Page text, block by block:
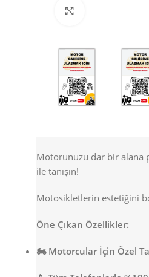
Motorunuzu dar bir alana
ile tanışın!
Motosikletlerin estetiğini
Öne Çıkan Özellikler:
🏍️ Motorcular İçin Özel